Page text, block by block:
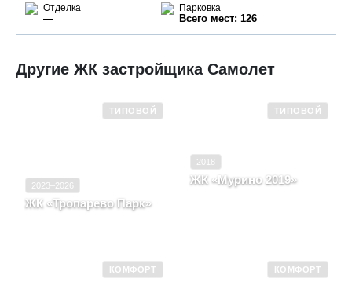
Отделка
—
Парковка
Всего мест: 126
Другие ЖК застройщика Самолет
ТИПОВОЙ
2023–2026
ЖК «Тропарево Парк»
ТИПОВОЙ
2018
ЖК «Мурино 2019»
КОМФОРТ КОМФОРТ